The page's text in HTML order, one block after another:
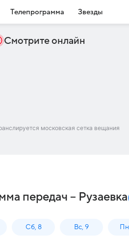
Телепрограмма Звезды
Смотрите онлайн
московская сетка вещания
передач – Рузаевка
Сб, 8 Вс, 9